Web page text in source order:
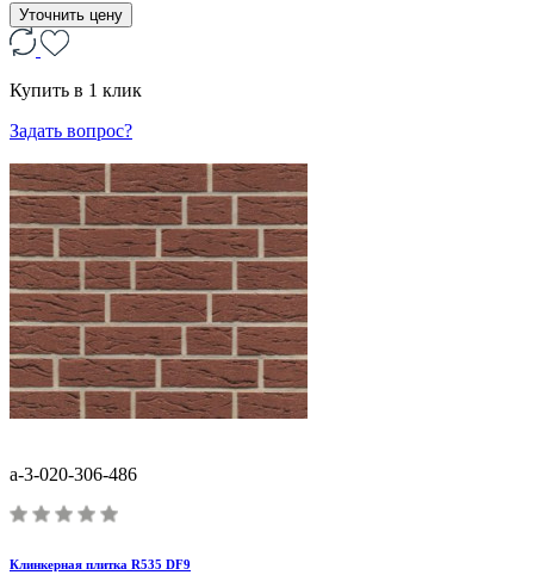
Уточнить цену
Купить в 1 клик
Задать вопрос?
a-3-020-306-486
Клинкерная плитка R535 DF9